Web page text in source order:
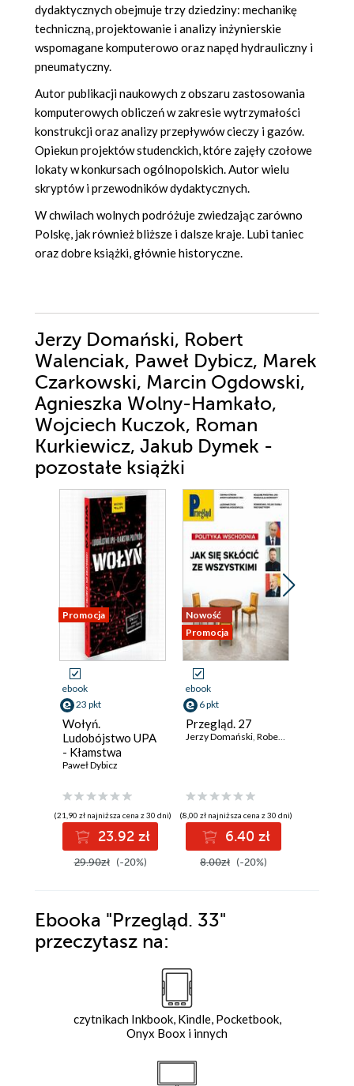
dydaktycznych obejmuje trzy dziedziny: mechanikę
techniczną, projektowanie i analizy inżynierskie
wspomagane komputerowo oraz napęd hydrauliczny i
pneumatyczny.
Autor publikacji naukowych z obszaru zastosowania
komputerowych obliczeń w zakresie wytrzymałości
konstrukcji oraz analizy przepływów cieczy i gazów.
Opiekun projektów studenckich, które zajęły czołowe
lokaty w konkursach ogólnopolskich. Autor wielu
skryptów i przewodników dydaktycznych.
W chwilach wolnych podróżuje zwiedzając zarówno
Polskę, jak również bliższe i dalsze kraje. Lubi taniec
oraz dobre książki, głównie historyczne.
Jerzy Domański, Robert
Walenciak, Paweł Dybicz, Marek
Czarkowski, Marcin Ogdowski,
Agnieszka Wolny-Hamkało,
Wojciech Kuczok, Roman
Kurkiewicz, Jakub Dymek -
pozostałe książki
Promocja
ebook
23 pkt
Wołyń.
Ludobójstwo UPA
- Kłamstwa
polityków
Paweł Dybicz
(21,90 zł najniższa cena z 30 dni)
23.92 zł
29.90zł (-20%)
Nowość
Promocja
ebook
6 pkt
Przegląd. 27
Jerzy Domański, Robert Walenciak
(8,00 zł najniższa cena z 30 dni)
6.40 zł
8.00zł (-20%)
Ebooka "Przegląd. 33"
przeczytasz na:
czytnikach Inkbook, Kindle, Pocketbook,
Onyx Boox i innych